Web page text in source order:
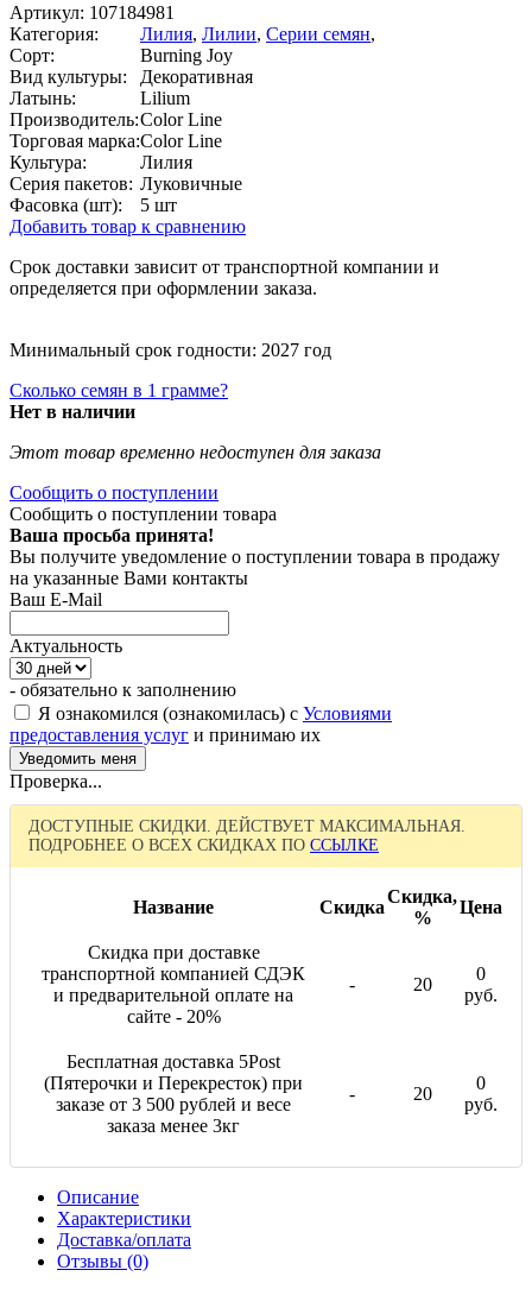
Артикул: 107184981
Категория:
Лилия, Лилии, Серии семян,
Сорт:
Burning Joy
Вид культуры:
Декоративная
Латынь:
Lilium
Производитель:Color Line
Торговая марка:Color Line
Культура:
Лилия
Серия пакетов: Луковичные
Фасовка (шт):
5 шт
Добавить товар к сравнению
Срок доставки зависит от транспортной компании и
определяется при оформлении заказа.
Минимальный срок годности: 2027 год
Сколько семян в 1 грамме?
Нет в наличии
Этот товар временно недоступен для заказа
Сообщить о поступлении
Сообщить о поступлении товара
Ваша просьба принята!
Вы получите уведомление о поступлении товара в продажу
на указанные Вами контакты
Ваш E-Mail
Актуальность
- обязательно к заполнению
Я ознакомился (ознакомилась) с Условиями
предоставления услуг и принимаю их
Проверка...
ДОСТУПНЫЕ СКИДКИ. ДЕЙСТВУЕТ МАКСИМАЛЬНАЯ.
ПОДРОБНЕЕ О ВСЕХ СКИДКАХ ПО ССЫЛКЕ
Название Скидка
Скидка,
%
Цена
Скидка при доставке
транспортной компанией СДЭК
и предварительной оплате на
сайте - 20%
- 20
0
руб.
Бесплатная доставка 5Post
(Пятерочки и Перекресток) при
заказе от 3 500 рублей и весе
заказа менее 3кг
- 20
0
руб.
Описание
Характеристики
Доставка/оплата
Отзывы (0)